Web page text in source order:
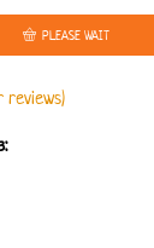
PLEASE WAIT
reviews)